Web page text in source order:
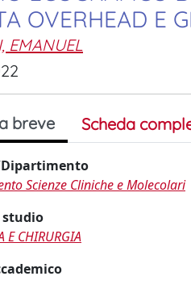
OVERHEAD E
EMANUEL
breve Scheda
Scienze Cliniche e Molecolari
studio
E CHIRURGIA